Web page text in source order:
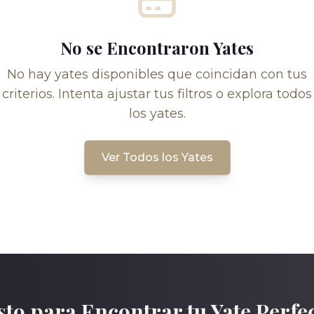
No se Encontraron Yates
No hay yates disponibles que coincidan con tus
criterios. Intenta ajustar tus filtros o explora todos
los yates.
Ver Todos los Yates